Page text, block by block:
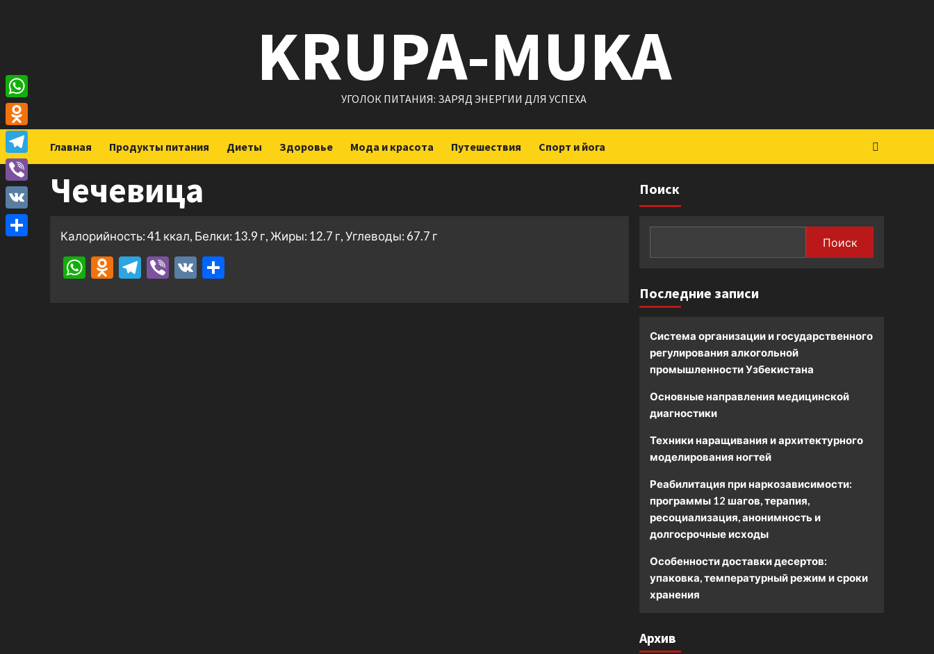
KRUPA-MUKA
УГОЛОК ПИТАНИЯ: ЗАРЯД ЭНЕРГИИ ДЛЯ УСПЕХА
Главная Продукты питания Диеты Здоровье Мода и красота Путешествия Спорт и йога
Чечевица
Калорийность: 41 ккал, Белки: 13.9 г, Жиры: 12.7 г, Углеводы: 67.7 г
WhatsApp
Odnoklassniki
Telegram
Viber
VK
Поиск
Поиск
Последние записи
Система организации и государственного
регулирования алкогольной
промышленности Узбекистана
Основные направления медицинской
диагностики
Техники наращивания и архитектурного
моделирования ногтей
Реабилитация при наркозависимости:
программы 12 шагов, терапия,
ресоциализация, анонимность и
долгосрочные исходы
Особенности доставки десертов:
упаковка, температурный режим и сроки
хранения
Архив
WhatsApp
Odnoklassniki
Telegram
Viber
VK